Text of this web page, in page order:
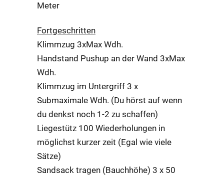
Meter
Fortgeschritten
Klimmzug 3xMax Wdh.
Handstand Pushup an der Wand 3xMax
Wdh.
Klimmzug im Untergriff 3 x
Submaximale Wdh. (Du hörst auf wenn
du denkst noch 1-2 zu schaffen)
Liegestütz 100 Wiederholungen in
möglichst kurzer zeit (Egal wie viele
Sätze)
Sandsack tragen (Bauchhöhe) 3 x 50